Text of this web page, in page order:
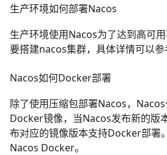
生产环境如何部署Nacos
生产环境使用Nacos为了达到高可
要搭建nacos集群，具体详情可以参
Nacos如何Docker部署
除了使用压缩包部署Nacos，
Docker镜像，当Nacos发布新的版
布对应的镜像版本支持Docker部署
Nacos Docker。